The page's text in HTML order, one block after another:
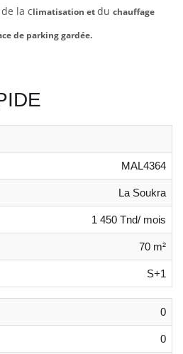
la climatisation etdu chauffage
de parking gardée.
MAL4364
La Soukra
1 450 Tnd/ mois
70 m²
S+1
0
0